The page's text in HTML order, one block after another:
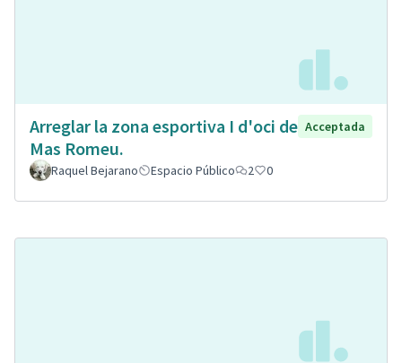
Arreglar la zona esportiva I d'oci de
Mas Romeu.
Acceptada
Raquel Bejarano Espacio Público 2 0